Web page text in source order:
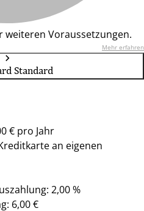
weiteren Voraussetzungen.
Mehr erfahren
Standard
€ pro Jahr
an eigenen
2,00 %
6,00 €